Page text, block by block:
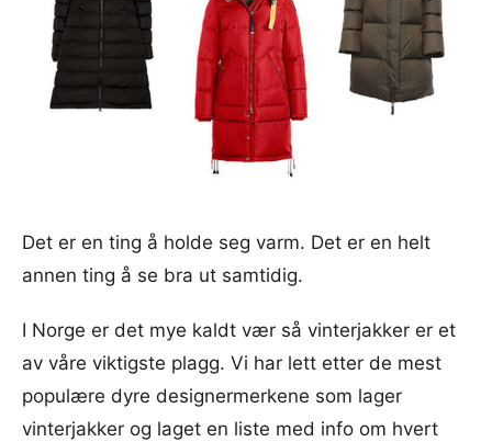
Det er en ting å holde seg varm. Det er en helt
annen ting å se bra ut samtidig.
I Norge er det mye kaldt vær så vinterjakker er et
av våre viktigste plagg. Vi har lett etter de mest
populære dyre designermerkene som lager
vinterjakker og laget en liste med info om hvert